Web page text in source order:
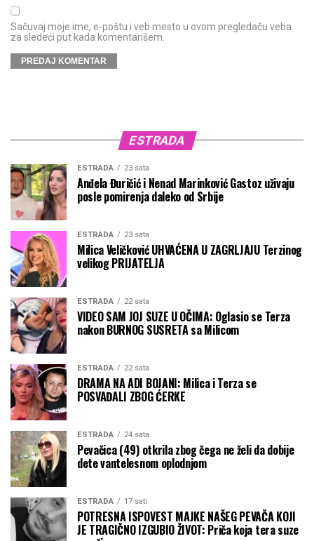
Sačuvaj moje ime, e-poštu i veb mesto u ovom pregledaču veba
za sledeći put kada komentarišem.
ESTRADA
ESTRADA 23 sata
Anđela Đuričić i Nenad Marinković Gastoz uživaju
posle pomirenja daleko od Srbije
ESTRADA 23 sata
Milica Veličković UHVAĆENA U ZAGRLJAJU Terzinog
velikog PRIJATELJA
ESTRADA 22 sata
VIDEO SAM JOJ SUZE U OČIMA: Oglasio se Terza
nakon BURNOG SUSRETA sa Milicom
ESTRADA 22 sata
DRAMA NA ADI BOJANI: Milica i Terza se
POSVAĐALI ZBOG ĆERKE
ESTRADA 24 sata
Pevačica (49) otkrila zbog čega ne želi da dobije
dete vantelesnom oplodnjom
ESTRADA 17 sati
POTRESNA ISPOVEST MAJKE NAŠEG PEVAČA KOJI
JE TRAGIČNO IZGUBIO ŽIVOT: Priča koja tera suze